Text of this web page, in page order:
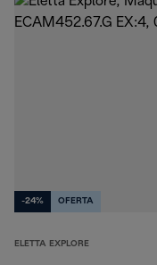
-24% OFERTA
ELETTA EXPLORE